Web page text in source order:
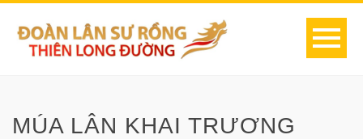
MÚA LÂN KHAI TRƯƠNG